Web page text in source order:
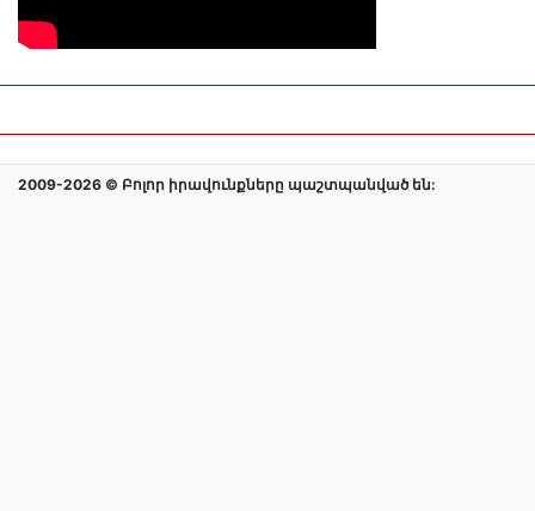
2009-2026 © Բոլոր իրավունքները պաշտպանված են: